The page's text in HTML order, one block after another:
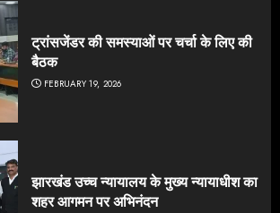
ट्रांसजेंडर की समस्याओं पर चर्चा के लिए की
बैठक
FEBRUARY 19, 2026
झारखंड उच्च न्यायालय के मुख्य न्यायाधीश का
शहर आगमन पर अभिनंदन